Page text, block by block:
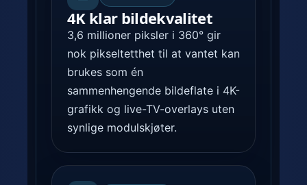
4K klar bildekvalitet
3,6 millioner piksler i 360° gir
nok pikseltetthet til at vantet kan
brukes som én
sammenhengende bildeflate i 4K-
grafikk og live-TV-overlays uten
synlige modulskjøter.